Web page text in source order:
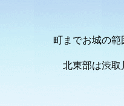
町までお城の
北東部は渋取